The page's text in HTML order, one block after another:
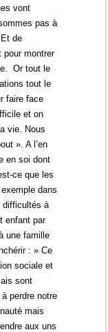
vont
pas à
de
pour montrer
Or tout le
tout le
faire face
et on
vie. Nous
». A l’en
en soi dont
ce que les
dans
difficultés à
enfant par
une famille
: » Ce
sociale et
sont
perdre notre
mais
aux uns